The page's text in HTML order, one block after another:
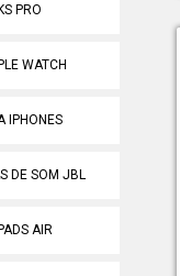
PRO
WATCH
IPHONES
DE SOM JBL
AIR